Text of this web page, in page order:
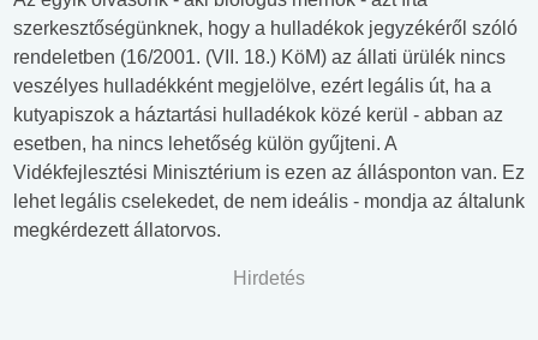
szerkesztőségünknek, hogy a hulladékok jegyzékéről szóló
rendeletben (16/2001. (VII. 18.) KöM) az állati ürülék nincs
veszélyes hulladékként megjelölve, ezért legális út, ha a
kutyapiszok a háztartási hulladékok közé kerül - abban az
esetben, ha nincs lehetőség külön gyűjteni. A
Vidékfejlesztési Minisztérium is ezen az állásponton van. Ez
lehet legális cselekedet, de nem ideális - mondja az általunk
megkérdezett állatorvos.
Hirdetés